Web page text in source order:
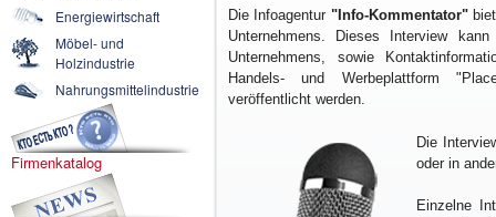
Energiewirtschaft
Möbel- und
Holzindustrie
Nahrungsmittelindustrie
Firmenkatalog
Die Infoagentur "Info-Kommentator"
Unternehmens. Dieses Interview
Unternehmens, sowie
Handels- und Werbeplattform
veröffentlicht werden.
Die
oder in
Einzelne